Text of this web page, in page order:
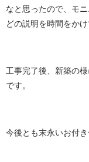
なと思ったので、モ
どの説明を時間をか
工事完了後、新築の
です。
今後とも末永いお付